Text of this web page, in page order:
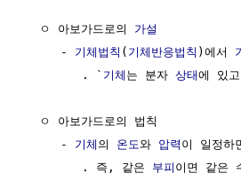
  ㅇ 아보가드로의
가설
     -
기체법칙 ( 기체반응법칙 )에서
        . `
기체 는 분자 상태에 있
  ㅇ 아보가드로의 법칙
     -
기체 의 온도와 압력 이 일정하
        . 즉, 같은
부피 이면 같은